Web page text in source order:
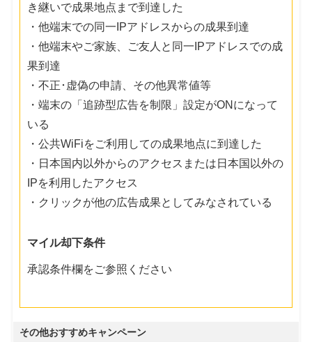
き継いで成果地点まで到達した
・他端末での同一IPアドレスからの成果到達
・他端末やご家族、ご友人と同一IPアドレスでの成
果到達
・不正･虚偽の申請、その他異常値等
・端末の「追跡型広告を制限」設定がONになって
いる
・公共WiFiをご利用しての成果地点に到達した
・日本国内以外からのアクセスまたは日本国以外の
IPを利用したアクセス
・クリックが他の広告成果としてみなされている
マイル却下条件
承認条件欄をご参照ください
その他おすすめキャンペーン